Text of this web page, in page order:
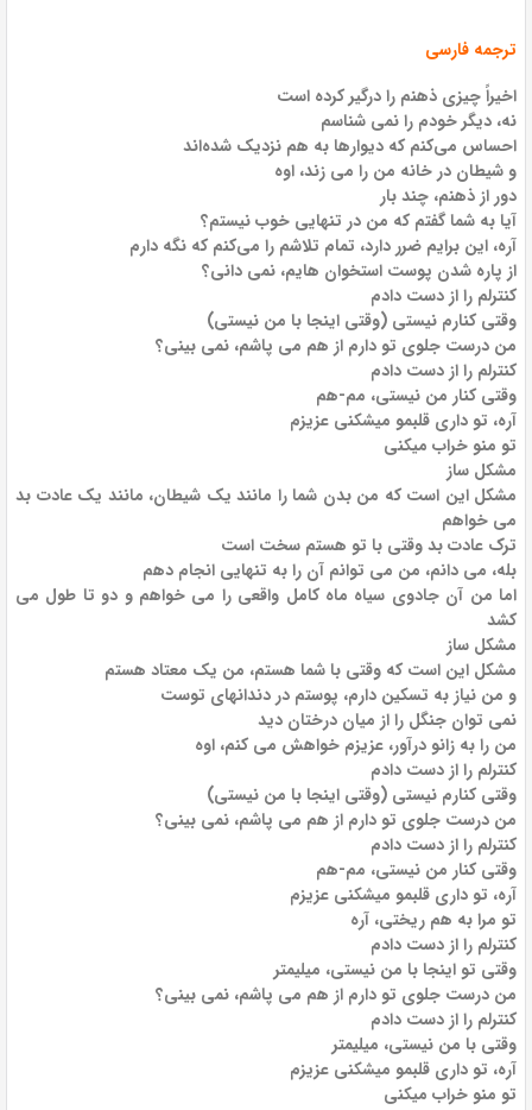
ترجمه فارسی
اخیراً چیزی ذهنم را درگیر کرده است
نه، دیگر خودم را نمی شناسم
احساس می‌کنم که دیوارها به هم نزدیک شده‌اند
و شیطان در خانه من را می زند، اوه
دور از ذهنم، چند بار
آیا به شما گفتم که من در تنهایی خوب نیستم؟
آره، این برایم ضرر دارد، تمام تلاشم را می‌کنم که نگه دارم
از پاره شدن پوست استخوان هایم، نمی دانی؟
کنترلم را از دست دادم
وقتی کنارم نیستی (وقتی اینجا با من نیستی)
من درست جلوی تو دارم از هم می پاشم، نمی بینی؟
کنترلم را از دست دادم
وقتی کنار من نیستی، مم-هم
آره، تو داری قلبمو میشکنی عزیزم
تو منو خراب میکنی
مشکل ساز
مشکل این است که من بدن شما را مانند یک شیطان، مانند یک عادت بد
می خواهم
ترک عادت بد وقتی با تو هستم سخت است
بله، می دانم، من می توانم آن را به تنهایی انجام دهم
اما من آن جادوی سیاه ماه کامل واقعی را می خواهم و دو تا طول می
کشد
مشکل ساز
مشکل این است که وقتی با شما هستم، من یک معتاد هستم
و من نیاز به تسکین دارم، پوستم در دندانهای توست
نمی توان جنگل را از میان درختان دید
من را به زانو درآور، عزیزم خواهش می کنم، اوه
کنترلم را از دست دادم
وقتی کنارم نیستی (وقتی اینجا با من نیستی)
من درست جلوی تو دارم از هم می پاشم، نمی بینی؟
کنترلم را از دست دادم
وقتی کنار من نیستی، مم-هم
آره، تو داری قلبمو میشکنی عزیزم
تو مرا به هم ریختی، آره
کنترلم را از دست دادم
وقتی تو اینجا با من نیستی، میلیمتر
من درست جلوی تو دارم از هم می پاشم، نمی بینی؟
کنترلم را از دست دادم
وقتی با من نیستی، میلیمتر
آره، تو داری قلبمو میشکنی عزیزم
تو منو خراب میکنی